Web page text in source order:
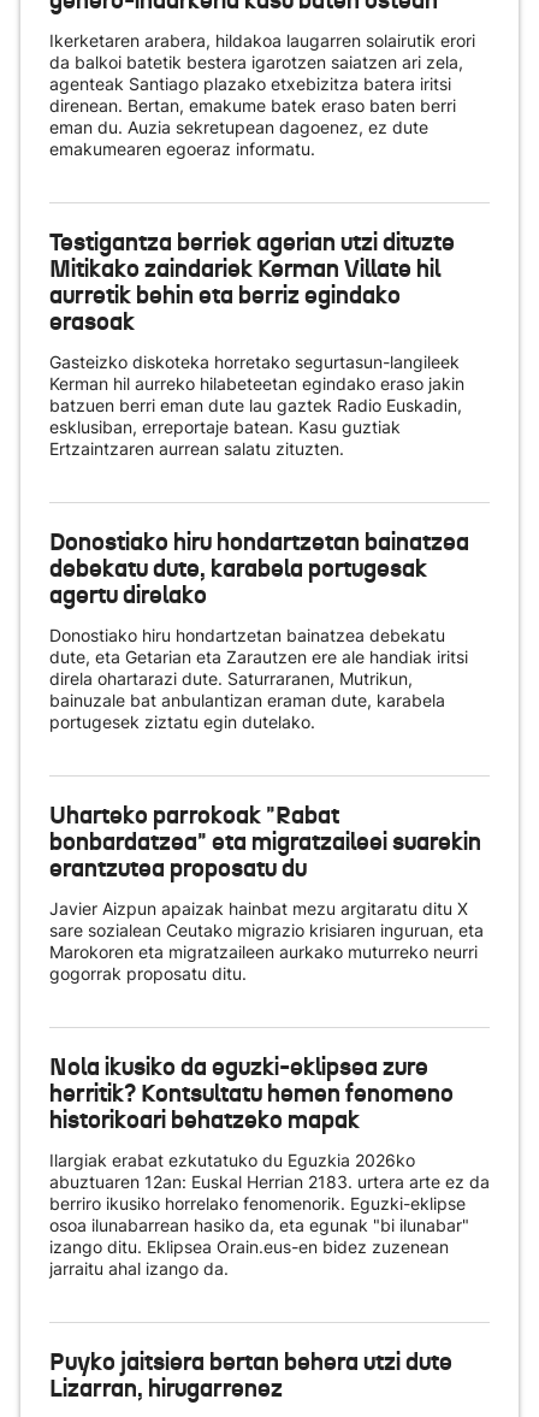
Ikerketaren arabera, hildakoa laugarren solairutik erori
da balkoi batetik bestera igarotzen saiatzen ari zela,
agenteak Santiago plazako etxebizitza batera iritsi
direnean. Bertan, emakume batek eraso baten berri
eman du. Auzia sekretupean dagoenez, ez dute
emakumearen egoeraz informatu.
Testigantza berriek agerian utzi dituzte
Mitikako zaindariek Kerman Villate hil
aurretik behin eta berriz egindako
erasoak
Gasteizko diskoteka horretako segurtasun-langileek
Kerman hil aurreko hilabeteetan egindako eraso jakin
batzuen berri eman dute lau gaztek Radio Euskadin,
esklusiban, erreportaje batean. Kasu guztiak
Ertzaintzaren aurrean salatu zituzten.
Donostiako hiru hondartzetan bainatzea
debekatu dute, karabela portugesak
agertu direlako
Donostiako hiru hondartzetan bainatzea debekatu
dute, eta Getarian eta Zarautzen ere ale handiak iritsi
direla ohartarazi dute. Saturraranen, Mutrikun,
bainuzale bat anbulantizan eraman dute, karabela
portugesek ziztatu egin dutelako.
Uharteko parrokoak "Rabat
bonbardatzea" eta migratzaileei suarekin
erantzutea proposatu du
Javier Aizpun apaizak hainbat mezu argitaratu ditu X
sare sozialean Ceutako migrazio krisiaren inguruan, eta
Marokoren eta migratzaileen aurkako muturreko neurri
gogorrak proposatu ditu.
Nola ikusiko da eguzki-eklipsea zure
herritik? Kontsultatu hemen fenomeno
historikoari behatzeko mapak
Ilargiak erabat ezkutatuko du Eguzkia 2026ko
abuztuaren 12an: Euskal Herrian 2183. urtera arte ez da
berriro ikusiko horrelako fenomenorik. Eguzki-eklipse
osoa ilunabarrean hasiko da, eta egunak "bi ilunabar"
izango ditu. Eklipsea Orain.eus-en bidez zuzenean
jarraitu ahal izango da.
Puyko jaitsiera bertan behera utzi dute
Lizarran, hirugarrenez